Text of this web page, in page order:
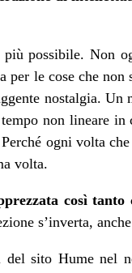
possibile. Non
le cose che
nostalgia. Un
non lineare
ogni volta
volta.
così tanto
s’inverta,
sito Hume nel